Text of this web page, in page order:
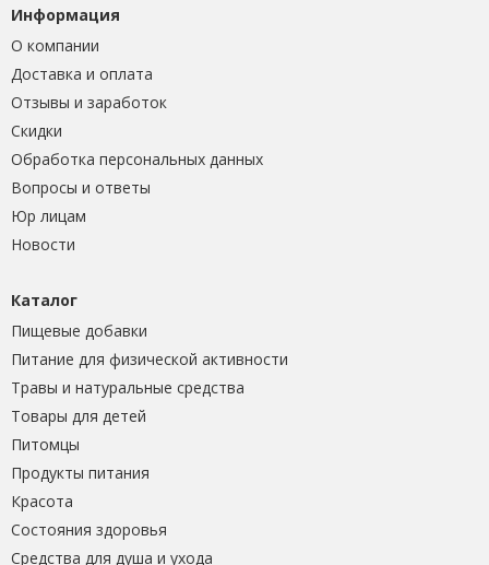
Информация
О компании
Доставка и оплата
Отзывы и заработок
Скидки
Обработка персональных данных
Вопросы и ответы
Юр лицам
Новости
Каталог
Пищевые добавки
Питание для физической активности
Травы и натуральные средства
Товары для детей
Питомцы
Продукты питания
Красота
Состояния здоровья
Средства для душа и ухода